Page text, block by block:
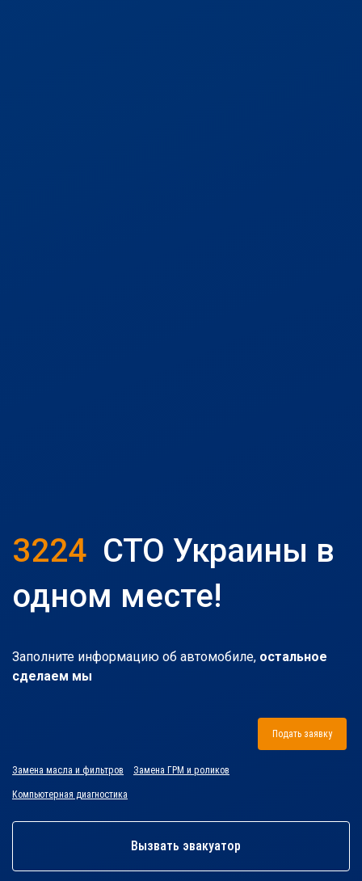
3224 СТО Украины в
одном месте!
Заполните информацию об автомобиле, остальное
сделаем мы
Подать заявку
Замена масла и фильтров Замена ГРМ и роликов
Компьютерная диагностика
Вызвать эвакуатор